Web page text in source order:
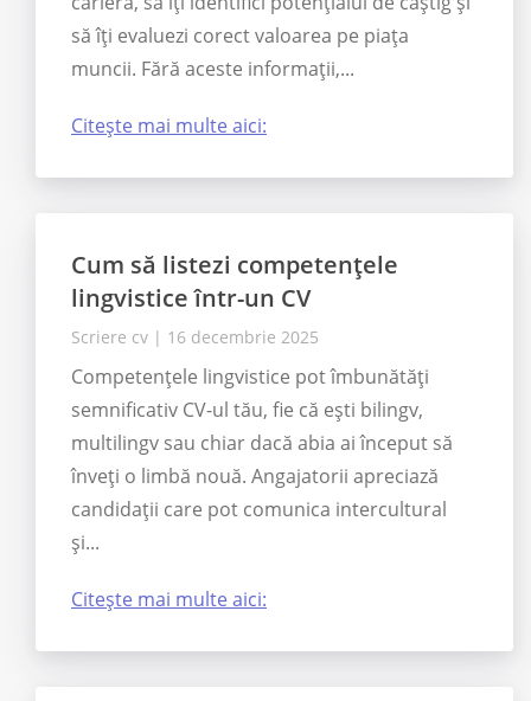
să îți evaluezi corect valoarea pe piața
muncii. Fără aceste informații,...
Citește mai multe aici:
Cum să listezi competențele
lingvistice într-un CV
Scriere cv | 16 decembrie 2025
Competențele lingvistice pot îmbunătăți
semnificativ CV-ul tău, fie că ești bilingv,
multilingv sau chiar dacă abia ai început să
înveți o limbă nouă. Angajatorii apreciază
candidații care pot comunica intercultural
și...
Citește mai multe aici: